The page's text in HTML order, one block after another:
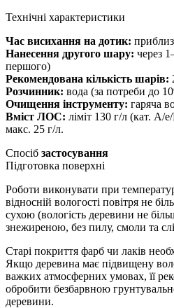
Технічні характеристики
Час висихання на дотик:
Нанесення другого шару: через
першого)
Рекомендована кількість шарів:
Розчинник: вода (за потреби до
Очищення інструменту: гаряча
Вміст ЛОС: ліміт 130 г/л (кат.
макс. 25 г/л.
Спосіб застосування
Підготовка поверхні
Роботи виконувати при
відносній вологості повітря не
сухою (вологість деревини не
знежиреною, без пилу, смоли та
Старі покриття фарб чи лаків
Якщо деревина має підвищену
важких атмосферних умовах, її
обробити безбарвною
деревини.